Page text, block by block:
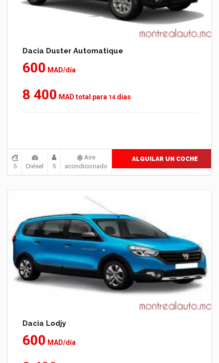
Dacia Duster Automatique
600 MAD/día
8 400 MAD total para 14 dias
5 Diésel 5
Aire
acondicionado
ALQUILAR UN COCHE
Dacia Lodjy
600 MAD/día